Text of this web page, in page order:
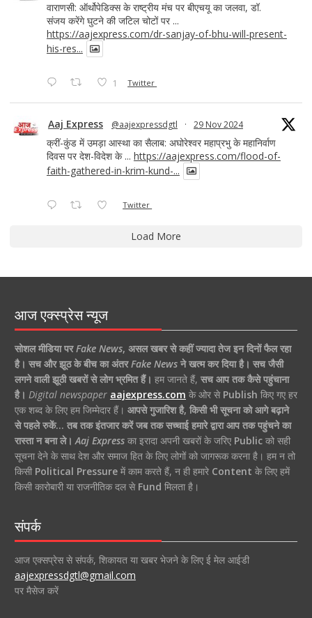
वाराणसी: ऑर्थोपेडिक्स के राष्ट्रीय मंच पर बीएचयू का जलवा, डॉ.
संजय करेंगे घुटने की जटिल चोटों पर ...
https://aajexpress.com/dr-sanjay-of-bhu-will-present-
his-res...
1 Twitter
Aaj Express @aajexpressdgtl · 29 Nov 2024
क्रीं-कुंड में उमड़ा आस्था का सैलाब: अघोरेश्वर महाप्रभु के महानिर्वाण
दिवस पर देश-विदेश के ... https://aajexpress.com/flood-of-
faith-gathered-in-krim-kund-...
Twitter
Load More
आज एक्स्प्रेस न्यूज
सोशल मीडिया पर Fake News, असल खबर से कहीं ज्यादा तेज इन दिनों फैल रहा
है। सच और झूठ के बीच का अंतर Fake Newsने खत्म कर दिया है। सच जैसी
लगने वाली झूठी खबरों से लोग भ्रमित हैं। हम जानते हैं, सच आप तक कैसे पहुंचाना
है। Digital newspaper aajexpress.com के ओर से Publish किए गए हर
एक शब्द के लिए हम जिम्मेदार हैं। आपसे गुजारिश है, किसी भी सूचना को आगे बढ़ाने
से पहले रुकें… तब तक इंतजार करें जब तक सच्चाई हमारे द्वारा आप तक पहुंचने का
रास्ता न बना ले। Aaj Expressका इरादा अपनी खबरों के जरिए Publicको सही
सूचना देने के साथ देश और समाज हित के लिए लोगों को जागरूक करना है। हम न तो
किसी Political Pressureमें काम करते हैं, न ही हमारे Content के लिए हमें
किसी कारोबारी या राजनीतिक दल से Fund मिलता है।
संपर्क
आज एक्सप्रेस से संपर्क, शिकायत या खबर भेजने के लिए ई मेल आईडी
aajexpressdgtl@gmail.com
पर मैसेज करें